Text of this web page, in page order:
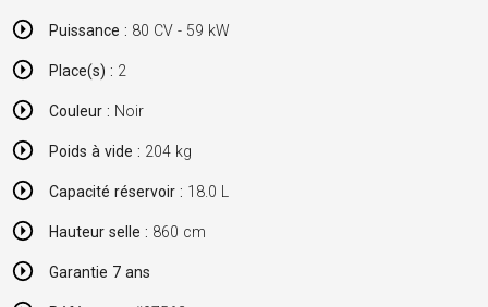
Puissance : 80 CV - 59 kW
Place(s) : 2
Couleur : Noir
Poids à vide : 204 kg
Capacité réservoir : 18.0 L
Hauteur selle : 860 cm
Garantie 7 ans